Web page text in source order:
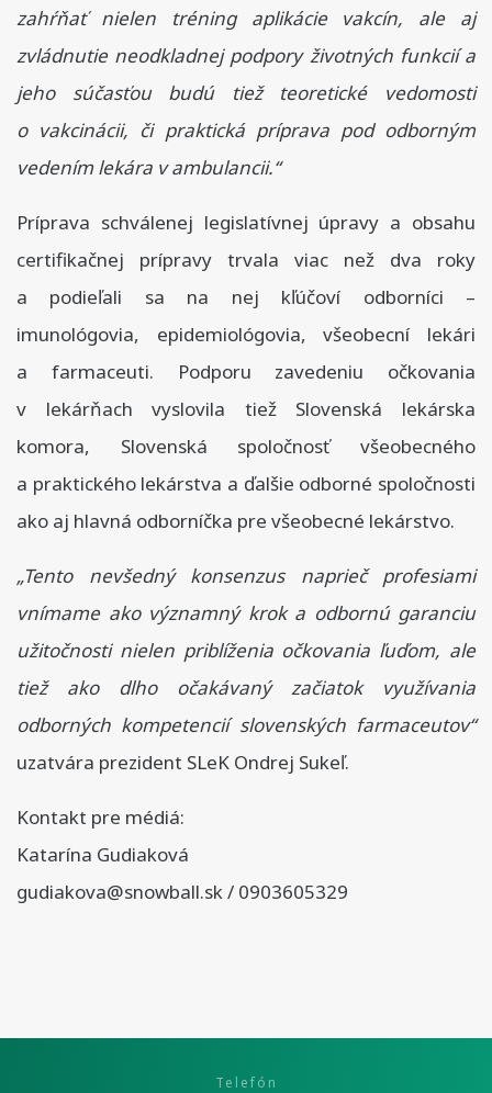
zahŕňať nielen tréning aplikácie vakcín, ale aj
zvládnutie neodkladnej podpory životných funkcií a
jeho súčasťou budú tiež teoretické vedomosti
o vakcinácii, či praktická príprava pod odborným
vedením lekára v ambulancii.“
Príprava schválenej legislatívnej úpravy a obsahu
certifikačnej prípravy trvala viac než dva roky
a podieľali sa na nej kľúčoví odborníci –
imunológovia, epidemiológovia, všeobecní lekári
a farmaceuti. Podporu zavedeniu očkovania
v lekárňach vyslovila tiež Slovenská lekárska
komora, Slovenská spoločnosť všeobecného
a praktického lekárstva a ďalšie odborné spoločnosti
ako aj hlavná odborníčka pre všeobecné lekárstvo.
„Tento nevšedný konsenzus naprieč profesiami
vnímame ako významný krok a odbornú garanciu
užitočnosti nielen priblíženia očkovania ľuďom, ale
tiež ako dlho očakávaný začiatok využívania
odborných kompetencií slovenských farmaceutov“
uzatvára prezident SLeK Ondrej Sukeľ.
Kontakt pre médiá:
Katarína Gudiaková
gudiakova@snowball.sk / 0903605329
Telefón